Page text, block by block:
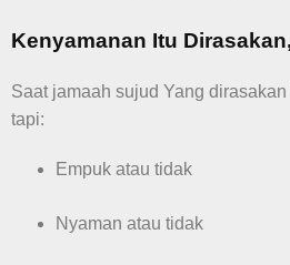
Kenyamanan Itu
Saat jamaah sujud Yang
tapi:
Empuk atau tidak
Nyaman atau tidak